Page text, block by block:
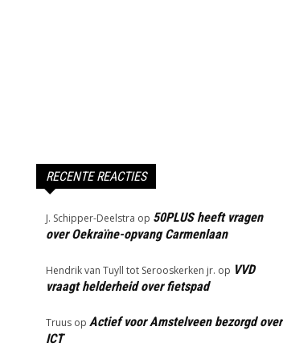
RECENTE REACTIES
J. Schipper-Deelstra op 50PLUS heeft vragen
over Oekraïne-opvang Carmenlaan
Hendrik van Tuyll tot Serooskerken jr. op VVD
vraagt helderheid over fietspad
Truus op Actief voor Amstelveen bezorgd over
ICT